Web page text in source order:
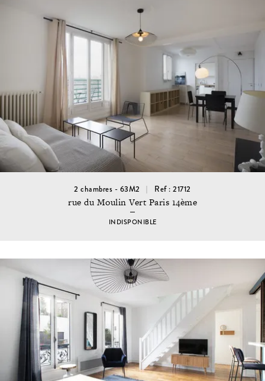
2 chambres - 63M2 Ref : 21712
rue du Moulin Vert Paris 14ème
INDISPONIBLE